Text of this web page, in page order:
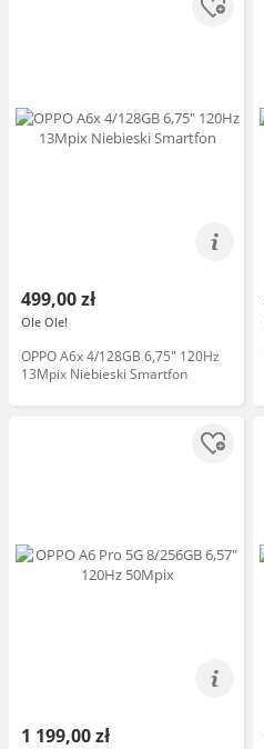
499,00 zł
Ole Ole!
OPPO A6x 4/128GB 6,75" 120Hz
13Mpix Niebieski Smartfon
1 199,00 zł